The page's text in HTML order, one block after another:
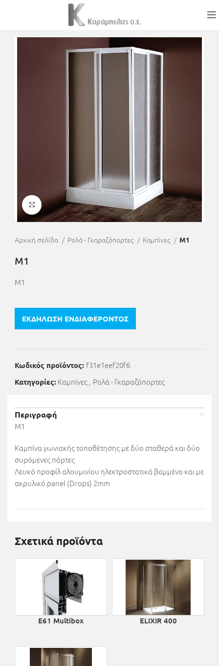
Προβολή
Αρχική σελίδα Ρολά - Γκαραζόπορτες Καμπίνες M1
M1
M1
ΕΚΔΗΛΩΣΗ ΕΝΔΙΑΦΕΡΟΝΤΟΣ
Κωδικός προϊόντος: f31e1eef20f6
Κατηγορίες: Καμπίνες Ρολά - Γκαραζόπορτες
Περιγραφή
M1
Καμπίνα γωνιακής τοποθέτησης με δύο σταθερά και δύο
συρόμενες πόρτες
Λευκό προφίλ αλουμινίου ηλεκτροστατικά βαμμένο και με
ακρυλικό panel (Drops) 2mm
Σχετικά προϊόντα
E61 Multibox ELIXIR 400